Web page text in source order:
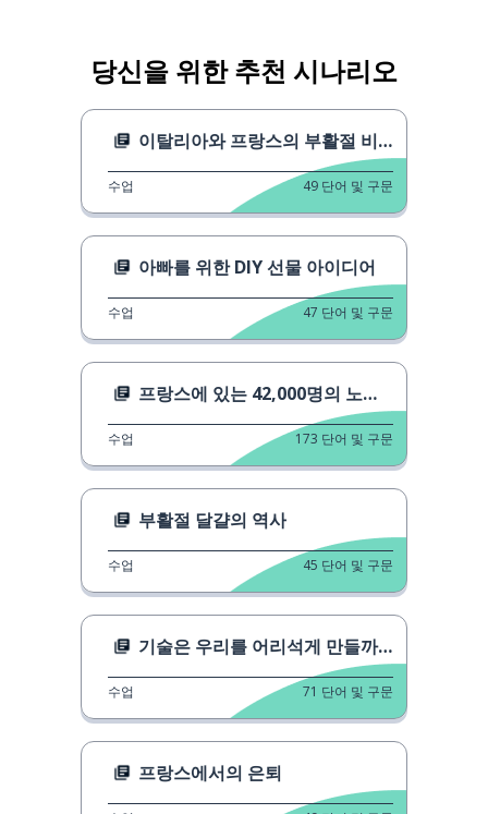
당신을 위한 추천 시나리오
이탈리아와 프랑스의 부활절 비둘기
수업 49 단어 및 구문
아빠를 위한 DIY 선물 아이디어
수업 47 단어 및 구문
프랑스에 있는 42,000명의 노숙 아동
수업 173 단어 및 구문
부활절 달걀의 역사
수업 45 단어 및 구문
기술은 우리를 어리석게 만들까요?
수업 71 단어 및 구문
프랑스에서의 은퇴